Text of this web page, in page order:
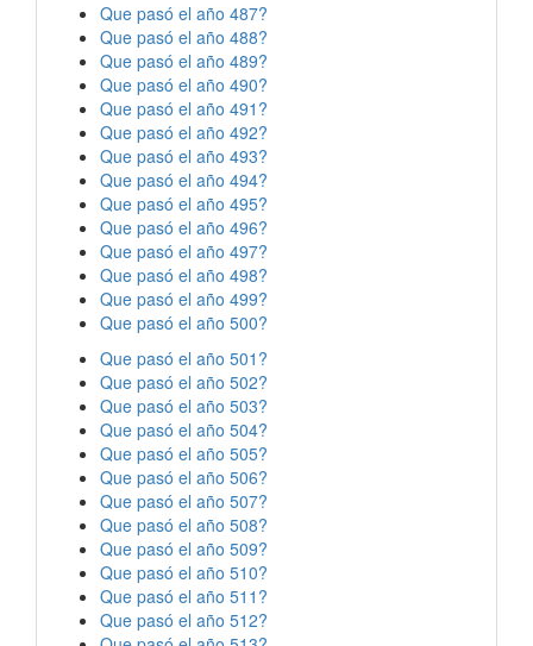
Que pasó el año 487?
Que pasó el año 488?
Que pasó el año 489?
Que pasó el año 490?
Que pasó el año 491?
Que pasó el año 492?
Que pasó el año 493?
Que pasó el año 494?
Que pasó el año 495?
Que pasó el año 496?
Que pasó el año 497?
Que pasó el año 498?
Que pasó el año 499?
Que pasó el año 500?
Que pasó el año 501?
Que pasó el año 502?
Que pasó el año 503?
Que pasó el año 504?
Que pasó el año 505?
Que pasó el año 506?
Que pasó el año 507?
Que pasó el año 508?
Que pasó el año 509?
Que pasó el año 510?
Que pasó el año 511?
Que pasó el año 512?